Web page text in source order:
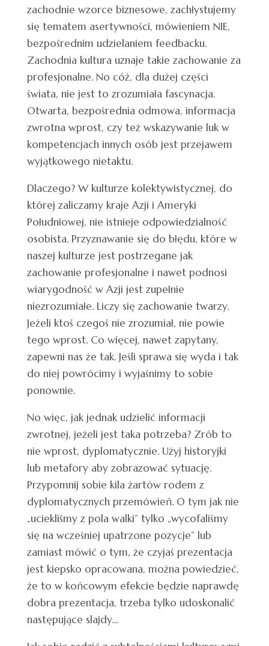
zachodnie wzorce biznesowe, zachłystujemy
się tematem asertywności, mówieniem NIE,
bezpośrednim udzielaniem feedbacku.
Zachodnia kultura uznaje takie zachowanie za
profesjonalne. No cóż, dla dużej części
świata, nie jest to zrozumiała fascynacja.
Otwarta, bezpośrednia odmowa, informacja
zwrotna wprost, czy też wskazywanie luk w
kompetencjach innych osób jest przejawem
wyjątkowego nietaktu.
Dlaczego? W kulturze kolektywistycznej, do
której zaliczamy kraje Azji i Ameryki
Południowej, nie istnieje odpowiedzialność
osobista. Przyznawanie się do błędu, które w
naszej kulturze jest postrzegane jak
zachowanie profesjonalne i nawet podnosi
wiarygodność w Azji jest zupełnie
niezrozumiałe. Liczy się zachowanie twarzy.
Jeżeli ktoś czegoś nie zrozumiał, nie powie
tego wprost. Co więcej, nawet zapytany,
zapewni nas że tak. Jeśli sprawa się wyda i tak
do niej powrócimy i wyjaśnimy to sobie
ponownie.
No więc, jak jednak udzielić informacji
zwrotnej, jeżeli jest taka potrzeba? Zrób to
nie wprost, dyplomatycznie. Użyj historyjki
lub metafory aby zobrazować sytuację.
Przypomnij sobie kila żartów rodem z
dyplomatycznych przemówień. O tym jak nie
„uciekliśmy z pola walki” tylko „wycofaliśmy
się na wcześniej upatrzone pozycje” lub
zamiast mówić o tym, że czyjaś prezentacja
jest kiepsko opracowana, można powiedzieć,
że to w końcowym efekcie będzie naprawdę
dobra prezentacja, trzeba tylko udoskonalić
następujące slajdy…